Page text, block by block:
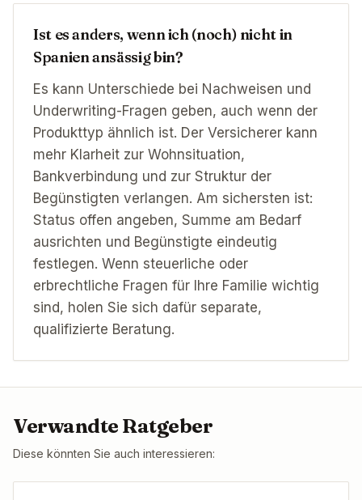
Ist es anders, wenn ich (noch) nicht in
Spanien ansässig bin?
Es kann Unterschiede bei Nachweisen und
Underwriting-Fragen geben, auch wenn der
Produkttyp ähnlich ist. Der Versicherer kann
mehr Klarheit zur Wohnsituation,
Bankverbindung und zur Struktur der
Begünstigten verlangen. Am sichersten ist:
Status offen angeben, Summe am Bedarf
ausrichten und Begünstigte eindeutig
festlegen. Wenn steuerliche oder
erbrechtliche Fragen für Ihre Familie wichtig
sind, holen Sie sich dafür separate,
qualifizierte Beratung.
Verwandte Ratgeber
Diese könnten Sie auch interessieren: